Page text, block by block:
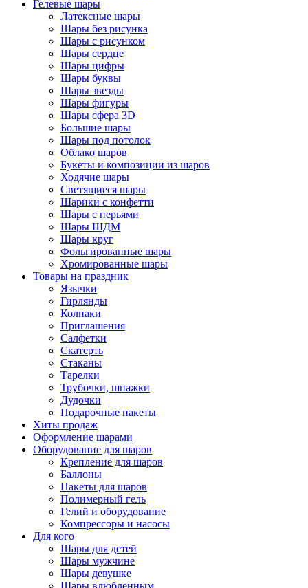
Гелевые шары
Латексные шары
Шары без рисунка
Шары с рисунком
Шары сердце
Шары цифры
Шары буквы
Шары звезды
Шары фигуры
Шары сфера 3D
Большие шары
Шары под потолок
Облако шаров
Букеты и композиции из шаров
Ходячие шары
Светящиеся шары
Шарики с конфетти
Шары с перьями
Шары ШДМ
Шары круг
Фольгированные шары
Хромированные шары
Товары на праздник
Язычки
Гирлянды
Колпаки
Приглашения
Салфетки
Скатерть
Стаканы
Тарелки
Трубочки, шпажки
Дудочки
Подарочные пакеты
Хиты продаж
Оформление шарами
Оборудование для шаров
Крепление для шаров
Баллоны
Пакеты для шаров
Полимерный гель
Гелий и оборудование
Компрессоры и насосы
Для кого
Шары для детей
Шары мужчине
Шары девушке
Шары влюбленным